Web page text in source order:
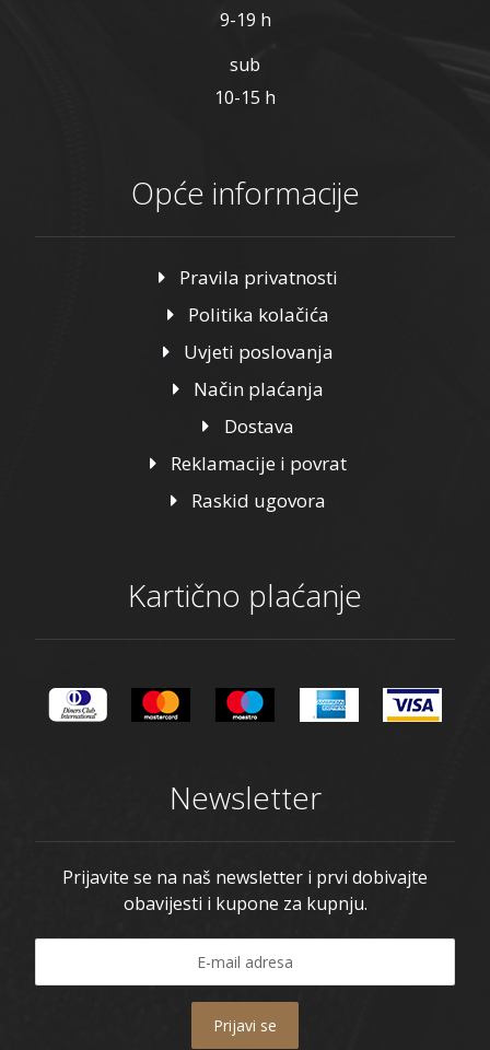
9-19 h
sub
10-15 h
Opće informacije
Pravila privatnosti
Politika kolačića
Uvjeti poslovanja
Način plaćanja
Dostava
Reklamacije i povrat
Raskid ugovora
Kartično plaćanje
Newsletter
Prijavite se na naš newsletter i prvi dobivajte
obavijesti i kupone za kupnju.
Prijavi se